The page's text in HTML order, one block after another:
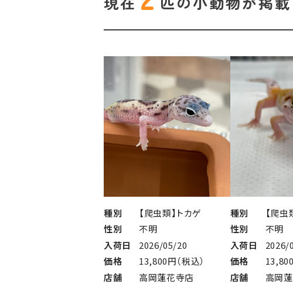
種別
【爬虫類】トカゲ
性別
不明
入荷日
2026/05/20
価格
13,800円（税込）
店舗
高岡蓮花寺店
種別
【爬虫
性別
不明
入荷日
2026/
価格
13,800
店舗
高岡